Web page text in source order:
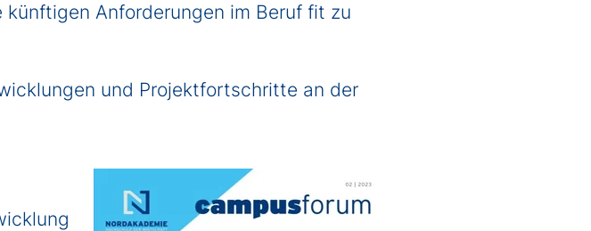
Anforderungen im Beruf fit zu
und Projektfortschritte an der